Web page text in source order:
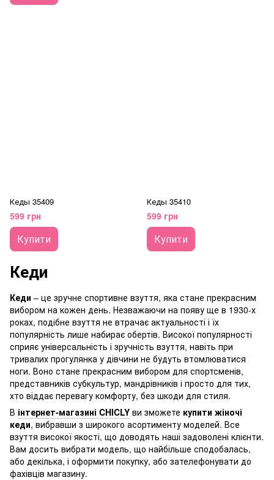
Кеды 35409
599 грн
Купити
Кеды 35410
599 грн
Купити
Кеди
Кеди – це зручне спортивне взуття, яка стане прекрасним
вибором на кожен день. Незважаючи на появу ще в 1930-х
роках, подібне взуття не втрачає актуальності і їх
популярність лише набирає обертів. Високої популярності
сприяє універсальність і зручність взуття, навіть при
тривалих прогулянка у дівчини не будуть втомлюватися
ноги. Воно стане прекрасним вибором для спортсменів,
представників субкультур, мандрівників і просто для тих,
хто віддає перевагу комфорту, без шкоди для стиля.
В інтернет-магазині CHICLY ви зможете купити жіночі
кеди, вибравши з широкого асортименту моделей. Все
взуття високої якості, що доводять наші задоволені клієнти.
Вам досить вибрати модель, що найбільше сподобалась,
або декілька, і оформити покупку, або зателефонувати до
фахівців магазину.